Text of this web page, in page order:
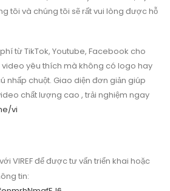
tôi và chúng tôi sẽ rất vui lòng được hỗ
từ TikTok, Youtube, Facebook cho
video yêu thích mà không có logo hay
nhấp chuột. Giao diện đơn giản giúp
chất lượng cao , trải nghiệm ngay
vi
VIREF để được tư vấn triển khai hoặc
tin: